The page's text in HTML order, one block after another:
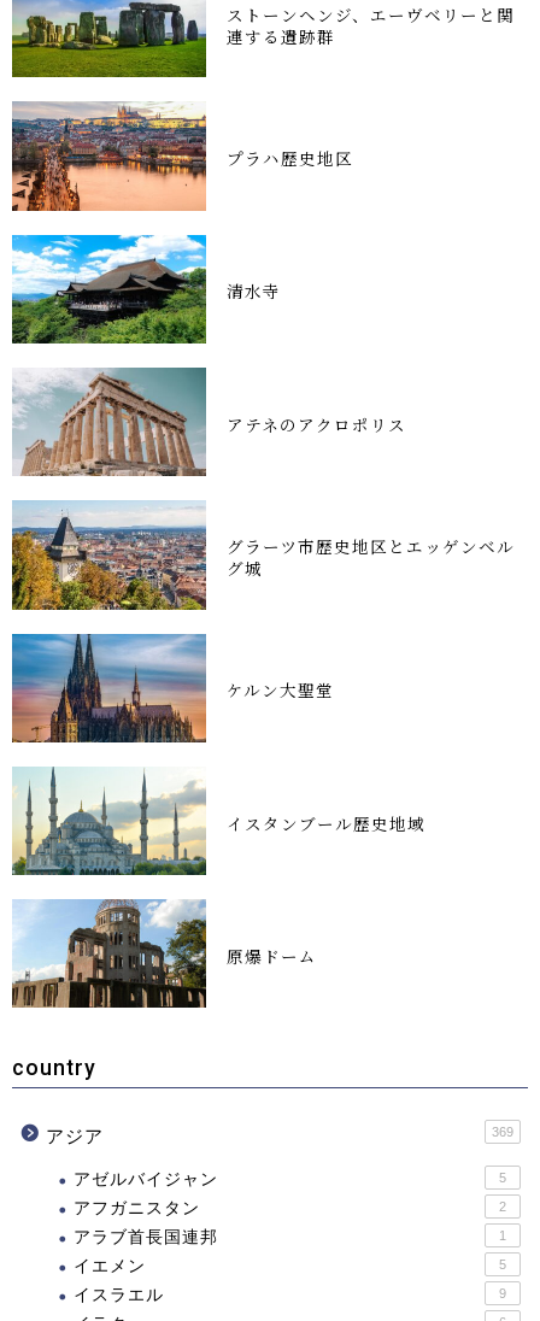
ストーンヘンジ、エーヴベリーと関
連する遺跡群
プラハ歴史地区
清水寺
アテネのアクロポリス
グラーツ市歴史地区とエッゲンベル
グ城
ケルン大聖堂
イスタンブール歴史地域
原爆ドーム
country
アジア 369
アゼルバイジャン 5
アフガニスタン 2
アラブ首長国連邦 1
イエメン 5
イスラエル 9